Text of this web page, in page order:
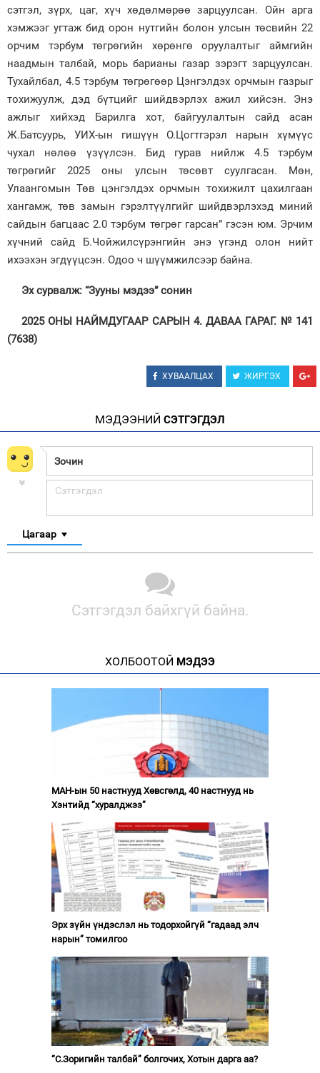
сэтгэл, зүрх, цаг, хүч хөдөлмөрөө зарцуулсан. Ойн арга
хэмжээг угтаж бид орон нутгийн болон улсын төсвийн 22
орчим тэрбум төгрөгийн хөрөнгө оруулалтыг аймгийн
наадмын талбай, морь барианы газар зэрэгт зарцуулсан.
Тухайлбал, 4.5 тэрбум төгрөгөөр Цэнгэлдэх орчмын газрыг
тохижуулж, дэд бүтцийг шийдвэрлэх ажил хийсэн. Энэ
ажлыг хийхэд Барилга хот, байгуулалтын сайд асан
Ж.Батсуурь, УИХ-ын гишүүн О.Цогтгэрэл нарын хүмүүс
чухал нөлөө үзүүлсэн. Бид гурав нийлж 4.5 тэрбум
төгрөгийг 2025 оны улсын төсөвт суулгасан. Мөн,
Улаангомын Төв цэнгэлдэх орчмын тохижилт цахилгаан
хангамж, төв замын гэрэлтүүлгийг шийдвэрлэхэд миний
сайдын багцаас 2.0 тэрбум төгрөг гарсан” гэсэн юм. Эрчим
хүчний сайд Б.Чойжилсүрэнгийн энэ үгэнд олон нийт
ихээхэн эгдүүцсэн. Одоо ч шүүмжилсээр байна.
Эх сурвалж: “Зууны мэдээ” сонин
2025 ОНЫ НАЙМДУГААР САРЫН 4. ДАВАА ГАРАГ. № 141
(7638)
ХУВААЛЦАХ ЖИРГЭХ
МЭДЭЭНИЙ СЭТГЭГДЭЛ
Цагаар
Сэтгэгдэл байхгүй байна.
ХОЛБООТОЙ МЭДЭЭ
МАН-ын 50 настнууд Хөвсгөлд, 40 настнууд нь
Хэнтийд “хуралджээ”
Эрх зүйн үндэслэл нь тодорхойгүй “гадаад элч
нарын” томилгоо
“С.Зоригийн талбай” болгочих, Хотын дарга аа?